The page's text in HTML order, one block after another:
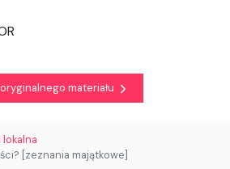
materiału
lokalna
[zeznania majątkowe]